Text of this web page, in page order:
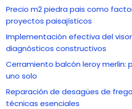
Precio m2 piedra pais como
proyectos paisajísticos
Implementación efectiva del
diagnósticos constructivos
Cerramiento balcón leroy merlin:
uno solo
Reparación de desagües de
técnicas esenciales